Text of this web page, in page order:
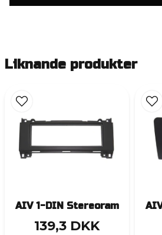
Liknande produkter
AIV 1-DIN Stereoram
139,3 DKK